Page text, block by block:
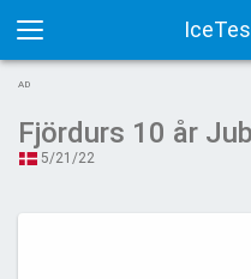
Toggle
navigation
AD
Fjördurs 10 år
5/21/22